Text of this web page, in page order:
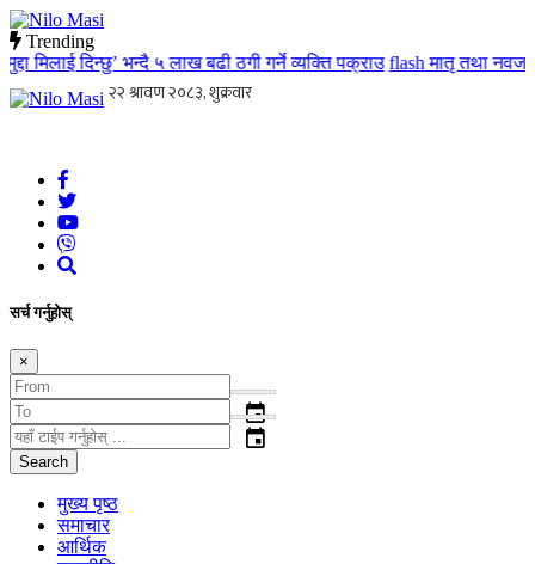
Trending
मिलाई दिन्छु’ भन्दै ५ लाख बढी ठगी गर्ने व्यक्ति पक्राउ flashमातृ तथा नवजात
सर्च गर्नुहोस्
×
event
event
Search
मुख्य पृष्ठ
समाचार
आर्थिक